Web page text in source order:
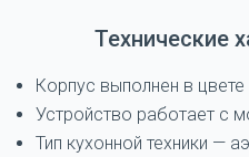
Технические
Корпус выполнен в
Устройство работает с
Тип кухонной техники —